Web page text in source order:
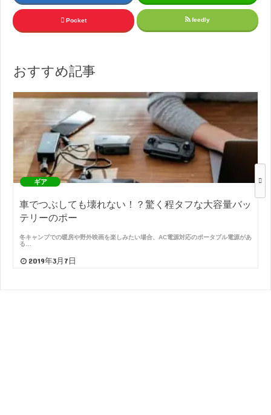
Pocket feedly
おすすめ記事
ギア
車でつぶしても壊れない！？驚く程タフな大容量バッ
テリーのポー
冬キャンプでの暖房や野外映画を楽しみたい場合、AC電源対応のポータブル電源があ
る…
2019年3月7日